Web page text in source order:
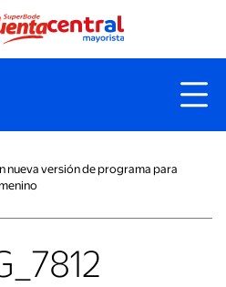
nueva versión de programa para